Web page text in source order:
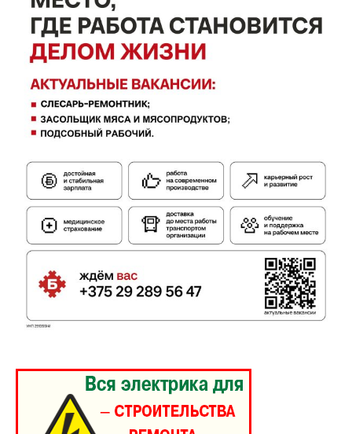
ПОДПИСАТЬСЯ
Редакция "ДВ"
Наша гісторыя
Контакты
Правила использования материалов
Электронные обращения